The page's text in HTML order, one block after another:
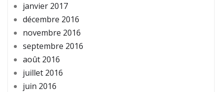
janvier 2017
décembre 2016
novembre 2016
septembre 2016
août 2016
juillet 2016
juin 2016